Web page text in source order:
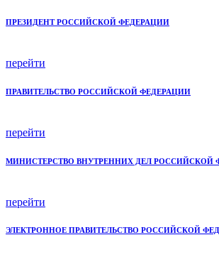
ПРЕЗИДЕНТ РОССИЙСКОЙ ФЕДЕРАЦИИ
перейти
ПРАВИТЕЛЬСТВО РОССИЙСКОЙ ФЕДЕРАЦИИ
перейти
МИНИСТЕРСТВО ВНУТРЕННИХ ДЕЛ РОССИЙСКОЙ
перейти
ЭЛЕКТРОННОЕ ПРАВИТЕЛЬСТВО РОССИЙСКОЙ